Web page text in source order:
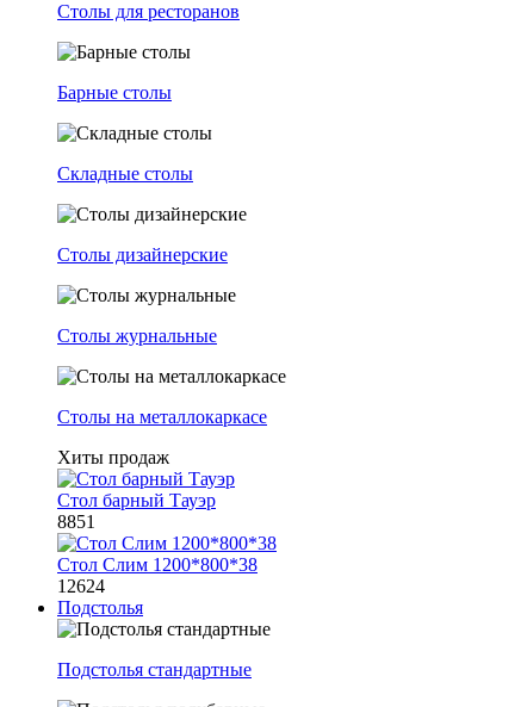
Столы для ресторанов
Барные столы
Складные столы
Столы дизайнерские
Столы журнальные
Столы на металлокаркасе
Хиты продаж
Стол барный Тауэр
8851
Стол Слим 1200*800*38
12624
Подстолья
Подстолья стандартные